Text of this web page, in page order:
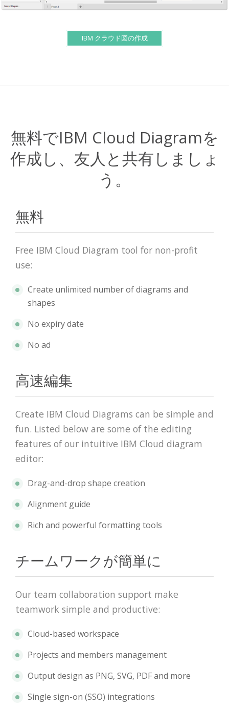
IBM クラウド図の作成
無料でIBM Cloud Diagramを
作成し、友人と共有しましょ
う。
無料
Free IBM Cloud Diagram tool for non-profit
use:
Create unlimited number of diagrams and
shapes
No expiry date
No ad
高速編集
Create IBM Cloud Diagrams can be simple and
fun. Listed below are some of the editing
features of our intuitive IBM Cloud diagram
editor:
Drag-and-drop shape creation
Alignment guide
Rich and powerful formatting tools
チームワークが簡単に
Our team collaboration support make
teamwork simple and productive:
Cloud-based workspace
Projects and members management
Output design as PNG, SVG, PDF and more
Single sign-on (SSO) integrations